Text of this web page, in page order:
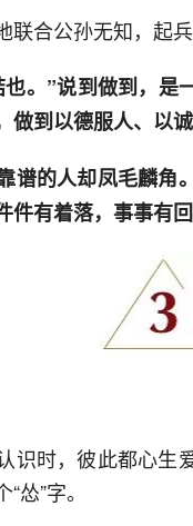
联合公孙无知，起
。”说到做到，
做到以德服人、以
谱的人却凤毛麟角
有着落，事事有回
识时，彼此都心生
怂”字。